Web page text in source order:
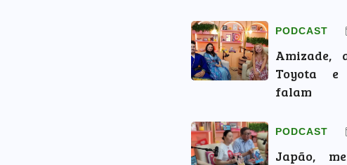
PODCAST
Amizade,
Toyota e
falam
PODCAST
Japão,